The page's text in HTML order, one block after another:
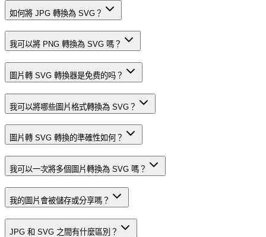
如何將 JPG 轉換為 SVG？
我可以將 PNG 轉換為 SVG 嗎？
圖片轉 SVG 轉換器是免费的吗？
我可以將哪些圖片格式轉換為 SVG？
圖片轉 SVG 轉換的準確性如何？
我可以一次將多個圖片轉換為 SVG 嗎？
我的圖片會被儲存或分享嗎？
JPG 和 SVG 之間有什麼區別？